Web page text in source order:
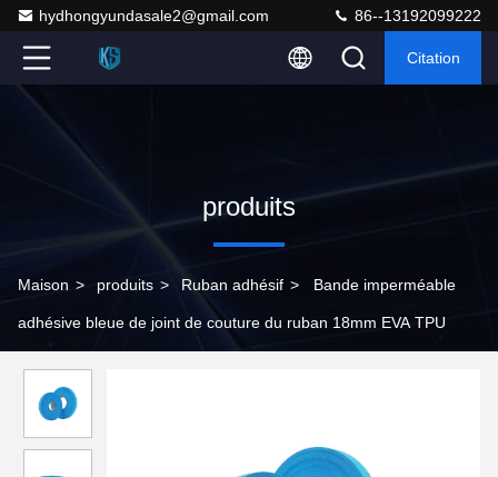
hydhongyundasale2@gmail.com 86--13192099222
Citation
produits
Maison > produits > Ruban adhésif > Bande imperméable
adhésive bleue de joint de couture du ruban 18mm EVA TPU